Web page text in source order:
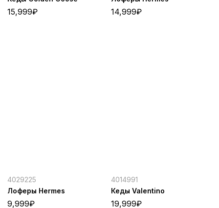
15,999₽ 14,999₽
4029225
Лоферы Hermes
9,999₽
4014991
Кеды Valentino
19,999₽